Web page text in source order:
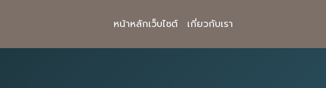
หน้าหลักเว็บไซต์ เกี่ยวกับเรา